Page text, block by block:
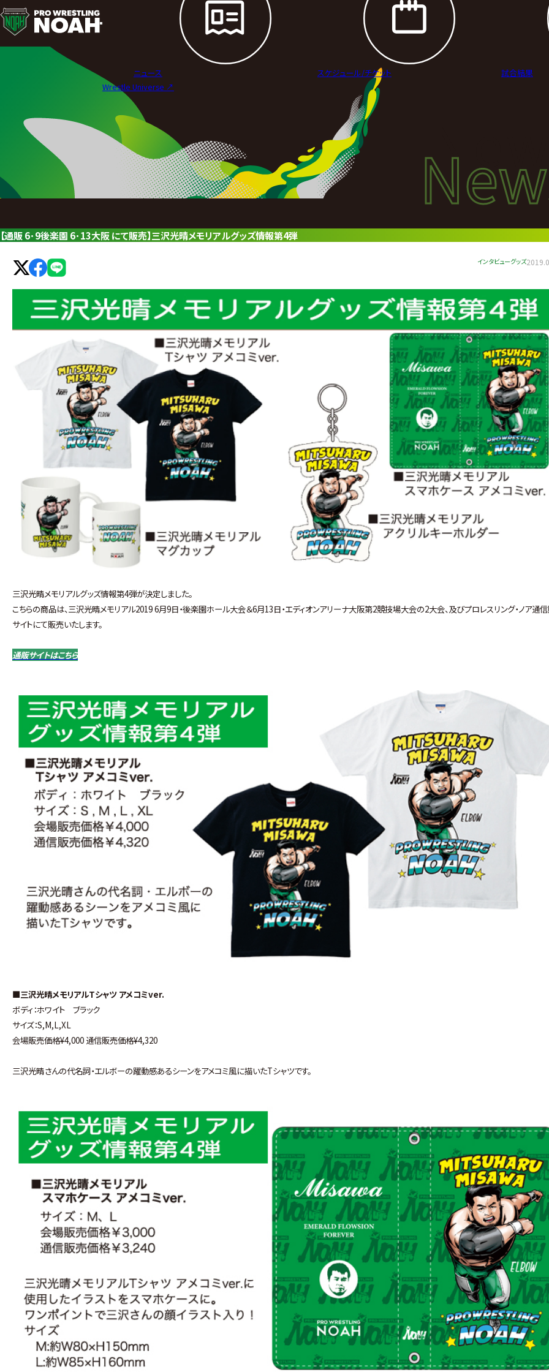
ニ
ュ
レ
ス
リ
グ・
ア
ニュース スケジュール/チケット
試合結果
Wrestle Universe ↗︎
ニ
【通販 6･9後楽園 6･13大阪 にて販売】三沢光晴メモリアルグッズ情報第4弾
インタビューグッズ
三沢光晴メモリアルグッズ情報第4弾が決定しました。
こちらの商品は、三沢光晴メモリアル2019 6月9日・後楽園ホール大会＆6月13日・エディオンアリーナ大阪第2競技場大会の2大会、及びプロレスリング・ノア通
サイトにて販売いたします。
通販サイトはこちら
■三沢光晴メモリアルTシャツ アメコミver.
ボディ：ホワイト ブラック
サイズ：S,M,L,XL
会場販売価格¥4,000 通信販売価格¥4,320
三沢光晴さんの代名詞・エルボーの躍動感あるシーンをアメコミ風に描いたTシャツです。